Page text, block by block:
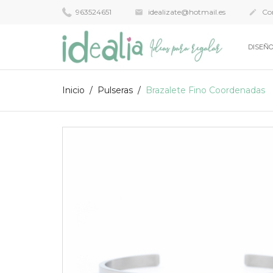
963524651  idealizate@hotmail.es 
Inicio Pulseras Brazalete Fino Coordenadas